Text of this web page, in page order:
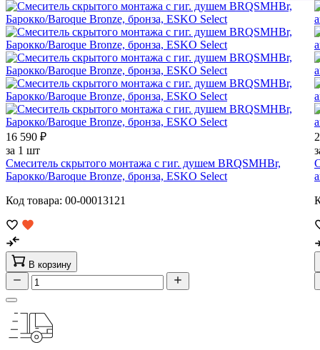
16 590 ₽
за 1 шт
Смеситель скрытого монтажа с гиг. душем BRQSMHBr,
Барокко/Baroque Bronze, бронза, ESKO Select
Код товара: 00-00013121
В корзину